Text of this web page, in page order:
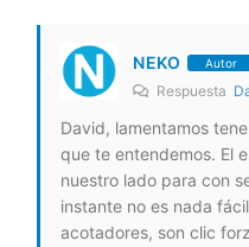
NEKO Autor
Respuesta
David, lamentamos
que te entendemos. El
nuestro lado para con
instante no es nada
acotadores, son clic